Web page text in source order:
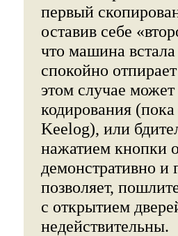
первый
оставив себе
что машина
спокойно
этом случае
кодирования
Keelog), или
нажатием кнопки
демонстративно и
позволяет,
с открытием
недействительны.